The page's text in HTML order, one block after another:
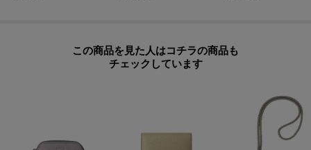
た、パソコン・スマートフォンなどの環境により、若干製品と画像のカラー
【プレオーダー商品をご注文時の注意点】
この商品を見た人はコチラの商品も
チェックしています